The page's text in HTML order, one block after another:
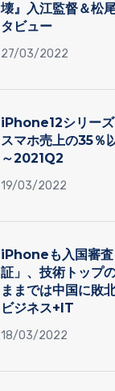
壊』入江監督＆松
タビュー
27/03/2022
iPhone12シリー
スマホ売上の35％
～2021Q2
19/03/2022
iPhoneも入国審査
証」、技術トップ
ままでは中国に敗
ビジネス+IT
18/03/2022